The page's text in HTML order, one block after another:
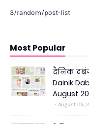
3/random/post-list
Most Popular
दैनिक
Dainik
August
August 05,